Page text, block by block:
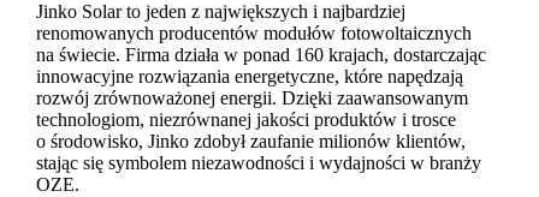
Jinko Solar to jeden z największych i najbardziej
renomowanych producentów modułów fotowoltaicznych
na świecie. Firma działa w ponad 160 krajach, dostarczając
innowacyjne rozwiązania energetyczne, które napędzają
rozwój zrównoważonej energii. Dzięki zaawansowanym
technologiom, niezrównanej jakości produktów i trosce
o środowisko, Jinko zdobył zaufanie milionów klientów,
stając się symbolem niezawodności i wydajności w branży
OZE.